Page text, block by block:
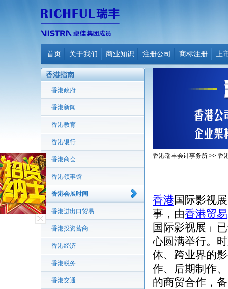
首页 关于我们 商业知识 注册公司 商标注册 上
香港指南
香港政府
香港新闻
香港教育
香港银行
香港商会
香港领事馆
香港会展时间
香港进出口贸易
香港投资营商
香港经济
香港税务
香港交通
香港瑞丰会计事务所 >> 香
香港国际影视
事，由香港贸易
国际影视展」
心圆满举行。
体、跨业界的
作、后期制作
的商贸合作，